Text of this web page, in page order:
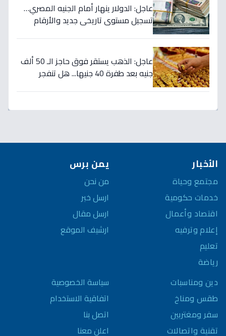
عاجل: الدولار ينهار أمام الجنيه المصري…
تسجيل مستوى تاريخي جديد والأرقام
عاجل: الذهب يستقر فوق حاجز الـ 50 ألف
جنيه بعد طفرة 40 جنيها... هل تنفجر
الأخبار
مجتمع وحياة
خدمات حكومية
اقتصاد وأعمال
إعلام وترفيه
تعليم
رياضة
دين ومناسبات
طقس ومناخ
سفر ومغتربين
تقنية واتصالات
يمن برس
من نحن
ارسل خبر
ارسل مقال
ارشيف الموقع
سياسة الخصوصية
اتفاقية الاستخدام
اتصل بنا
اعلن معنا